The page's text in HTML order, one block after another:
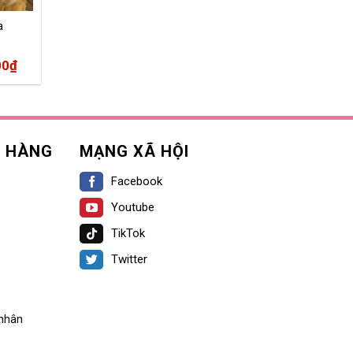
₫
MẠNG XÃ HỘI
Facebook
Youtube
TikTok
Twitter